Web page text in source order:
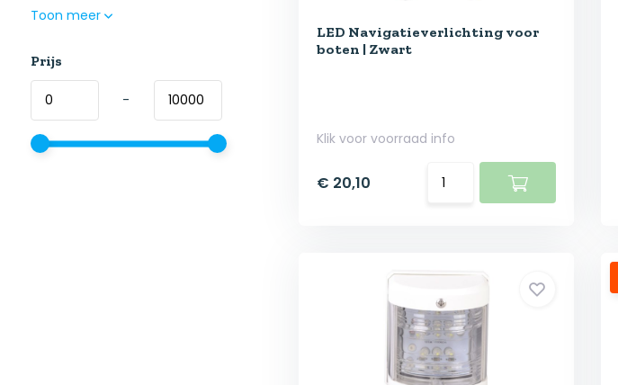
Toon meer
Prijs
-
LED Navigatieverlichting voor
boten | Zwart
Klik voor voorraad info
€ 20,10